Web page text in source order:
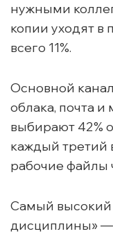
нужными
копии уходят
всего 11%.
Основной
облака, почта
выбирают 42%
каждый третий
рабочие файлы
Самый высокий
дисциплины»